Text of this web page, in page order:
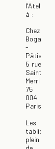
l'Atelier
à :
Chez
Bogato
-
Pâtisserie
5 rue
Saint
Merri
75
004
Paris
Les
tabliers
plein